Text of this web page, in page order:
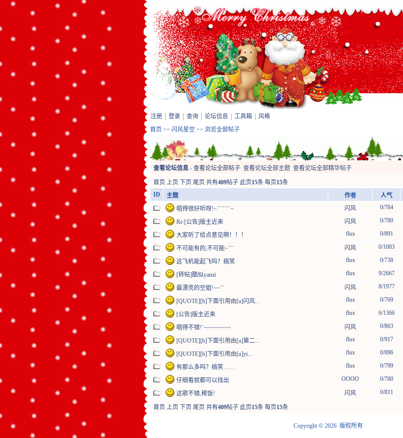
注册 登录 查询 论坛信息 工具箱
风格
首页 >> 闪风星空 >> 浏览全部帖子
查看论坛信息 - 查看论坛全部帖子 查看论坛全部主题 查看论坛全部精华帖子
首页 上页 下页 尾页 共有409帖子 此页15条 每页15条
ID
主题 作者 人气
唱得很好听呀!~```````~
闪风 0/784
Re:[公告]版主近来 闪风 0/780
大家听了给点意见啊！！！ flux 0/891
不可能有的,不可能~``` 闪风 0/1003
这飞机能起飞吗？搞笑 flux 0/738
[转帖]酷似yanzi flux 9/2667
最漂亮的空姐!~~``
闪风 8/1977
[QUOTE][b]下面引用由[u]闪风... flux 0/769
[公告]版主近来 flux 6/1366
唱得不错!`~~~~~~~~ 闪风 0/863
[QUOTE][b]下面引用由[u]第二... flux 0/917
[QUOTE][b]下面引用由[u]yi... flux 0/896
有那么多吗？搞笑…… flux 0/799
仔细看就都可以找出 OOOO 0/780
这歌不错,稀饭! 闪风 0/811
首页 上页 下页 尾页 共有409帖子 此页15条 每页15条
Copyright© 2026 版权所有